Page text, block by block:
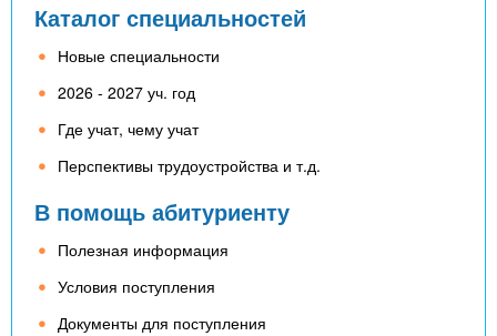
Каталог специальностей
Новые специальности
2026 - 2027 уч. год
Где учат, чему учат
Перспективы трудоустройства и т.д.
В помощь абитуриенту
Полезная информация
Условия поступления
Документы для поступления